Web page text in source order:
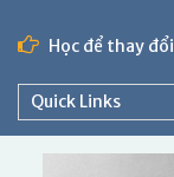
content
Học để thay đổi
Quick Links